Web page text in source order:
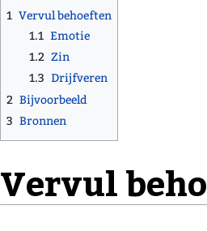
1 Vervul behoeften
1.1 Emotie
1.2 Zin
1.3 Drijfveren
2 Bijvoorbeeld
3 Bronnen
Vervul